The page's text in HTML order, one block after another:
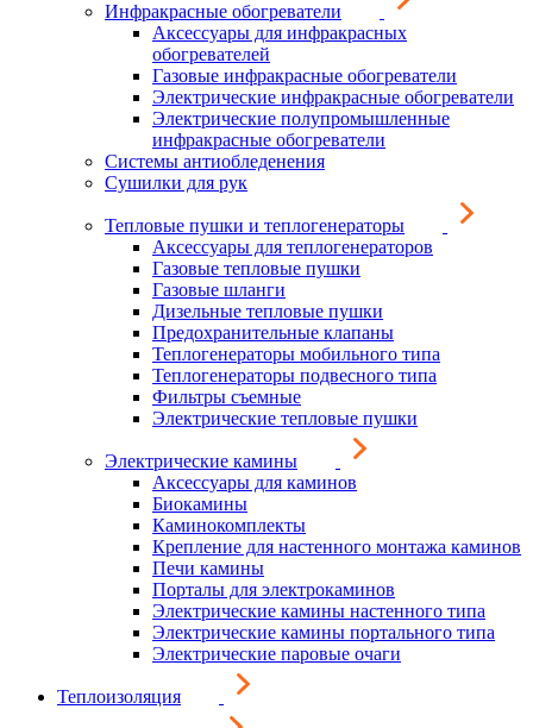
Инфракрасные обогреватели
Аксессуары для инфракрасных
обогревателей
Газовые инфракрасные обогреватели
Электрические инфракрасные обогреватели
Электрические полупромышленные
инфракрасные обогреватели
Системы антиобледенения
Сушилки для рук
Тепловые пушки и теплогенераторы
Аксессуары для теплогенераторов
Газовые тепловые пушки
Газовые шланги
Дизельные тепловые пушки
Предохранительные клапаны
Теплогенераторы мобильного типа
Теплогенераторы подвесного типа
Фильтры съемные
Электрические тепловые пушки
Электрические камины
Аксессуары для каминов
Биокамины
Каминокомплекты
Крепление для настенного монтажа каминов
Печи камины
Порталы для электрокаминов
Электрические камины настенного типа
Электрические камины портального типа
Электрические паровые очаги
Теплоизоляция